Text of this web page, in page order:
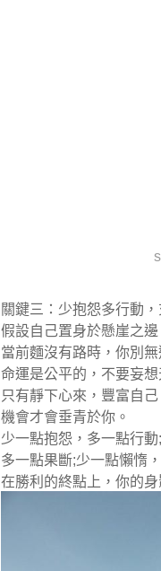
關鍵三：少抱怨多行動，
假設自己置身於懸崖之邊
當前麵沒有路時，你別
命運是公平的，不要妄想
只有靜下心來，豐富自己
機會才會垂青於你。
少一點抱怨，多一點行動
多一點果斷;少一點懶惰
在勝利的終點上，你的身